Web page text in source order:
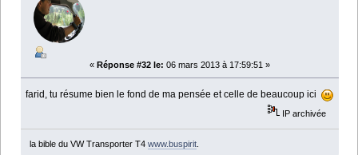
« Réponse #32 le: 06 mars 2013 à 17:59:51 »
farid, tu résume bien le fond de ma pensée et celle de beaucoup ici
IP archivée
la bible du VW Transporter T4 www.buspirit.